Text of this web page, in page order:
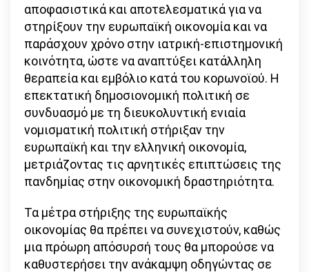
αποφασιστικά και αποτελεσματικά για να
στηρίξουν την ευρωπαϊκή οικονομία και να
παράσχουν χρόνο στην ιατρική-επιστημονική
κοινότητα, ώστε να αναπτύξει κατάλληλη
θεραπεία και εμβόλιο κατά του κορωνοϊού. Η
επεκτατική δημοσιονομική πολιτική σε
συνδυασμό με τη διευκολυντική ενιαία
νομισματική πολιτική στήριξαν την
ευρωπαϊκή και την ελληνική οικονομία,
μετριάζοντας τις αρνητικές επιπτώσεις της
πανδημίας στην οικονομική δραστηριότητα.
Τα μέτρα στήριξης της ευρωπαϊκής
οικονομίας θα πρέπει να συνεχιστούν, καθώς
μια πρόωρη απόσυρσή τους θα μπορούσε να
καθυστερήσει την ανάκαμψη οδηγώντας σε